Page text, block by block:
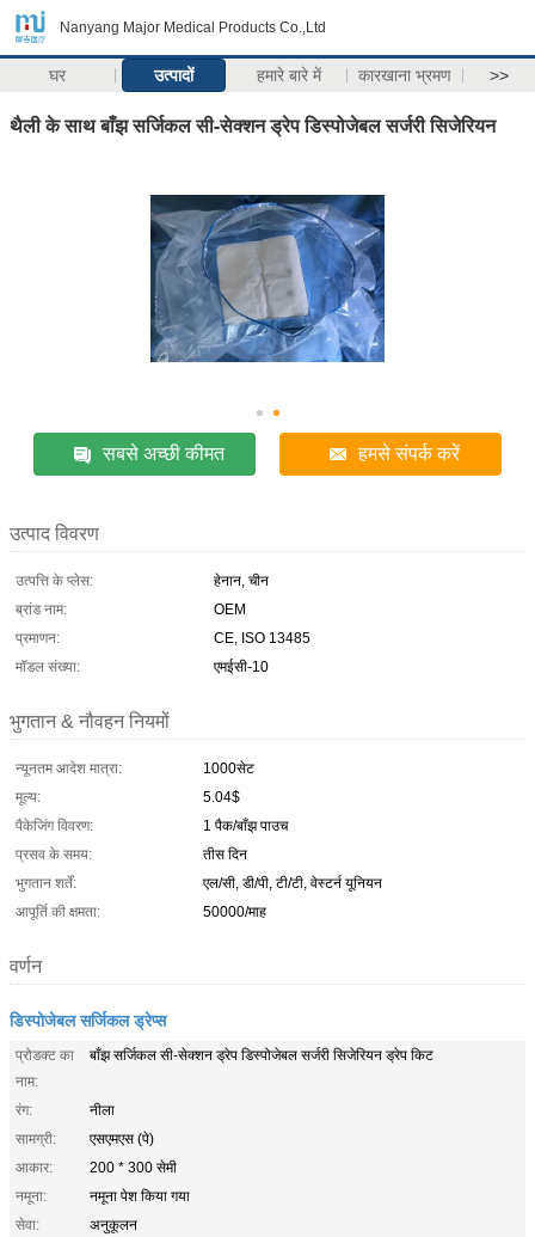
Nanyang Major Medical Products Co.,Ltd
घर उत्पादों हमारे बारे में कारखाना भ्रमण >>
थैली के साथ बाँझ सर्जिकल सी-सेक्शन ड्रेप डिस्पोजेबल सर्जरी सिजेरियन
सबसे अच्छी कीमत हमसे संपर्क करें
उत्पाद विवरण
उत्पत्ति के प्लेस:
हेनान, चीन
ब्रांड नाम:
OEM
प्रमाणन:
CE, ISO 13485
मॉडल संख्या:
एमईसी-10
भुगतान & नौवहन नियमों
न्यूनतम आदेश मात्रा:
1000सेट
मूल्य:
5.04$
पैकेजिंग विवरण:
1 पैक/बाँझ पाउच
प्रसव के समय:
तीस दिन
भुगतान शर्तें:
एल/सी, डी/पी, टी/टी, वेस्टर्न यूनियन
आपूर्ति की क्षमता:
50000/माह
वर्णन
डिस्पोजेबल सर्जिकल ड्रेप्स
प्रोडक्ट का
नाम:
बाँझ सर्जिकल सी-सेक्शन ड्रेप डिस्पोजेबल सर्जरी सिजेरियन ड्रेप किट
रंग:
नीला
सामग्री:
एसएमएस (पे)
आकार:
200 * 300 सेमी
नमूना:
नमूना पेश किया गया
सेवा:
अनुकूलन